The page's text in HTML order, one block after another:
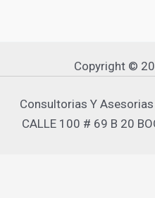
Copyright ©
Consultorias Y
CALLE 100 # 69 B 20